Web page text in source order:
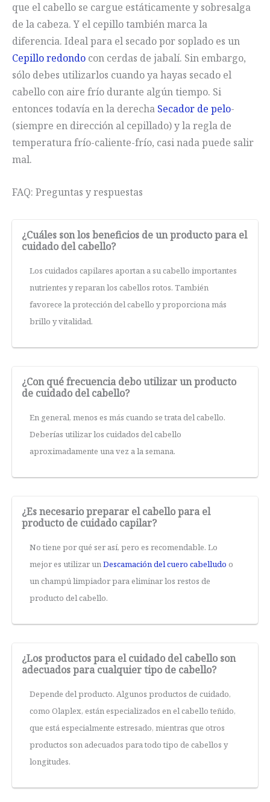
que el cabello se cargue estáticamente y sobresalga
de la cabeza. Y el cepillo también marca la
diferencia. Ideal para el secado por soplado es un
Cepillo redondo con cerdas de jabalí. Sin embargo,
sólo debes utilizarlos cuando ya hayas secado el
cabello con aire frío durante algún tiempo. Si
entonces todavía en la derecha Secador de pelo-
(siempre en dirección al cepillado) y la regla de
temperatura frío-caliente-frío, casi nada puede salir
mal.
FAQ: Preguntas y respuestas
¿Cuáles son los beneficios de un producto para el
cuidado del cabello?
Los cuidados capilares aportan a su cabello importantes
nutrientes y reparan los cabellos rotos. También
favorece la protección del cabello y proporciona más
brillo y vitalidad.
¿Con qué frecuencia debo utilizar un producto
de cuidado del cabello?
En general, menos es más cuando se trata del cabello.
Deberías utilizar los cuidados del cabello
aproximadamente una vez a la semana.
¿Es necesario preparar el cabello para el
producto de cuidado capilar?
No tiene por qué ser así, pero es recomendable. Lo
mejor es utilizar unDescamación del cuero cabelludo o
un champú limpiador para eliminar los restos de
producto del cabello.
¿Los productos para el cuidado del cabello son
adecuados para cualquier tipo de cabello?
Depende del producto. Algunos productos de cuidado,
como Olaplex, están especializados en el cabello teñido,
que está especialmente estresado, mientras que otros
productos son adecuados para todo tipo de cabellos y
longitudes.